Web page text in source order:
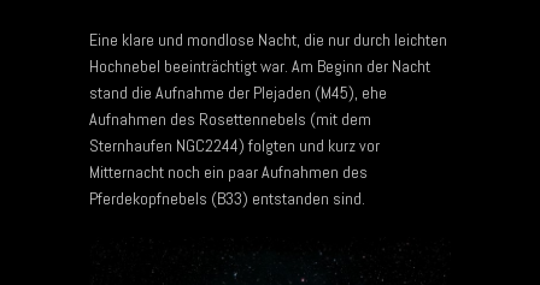
Eine klare und mondlose Nacht, die nur durch leichten
Hochnebel beeinträchtigt war. Am Beginn der Nacht
stand die Aufnahme der Plejaden (M45), ehe
Aufnahmen des Rosettennebels (mit dem
Sternhaufen NGC2244) folgten und kurz vor
Mitternacht noch ein paar Aufnahmen des
Pferdekopfnebels (B33) entstanden sind.